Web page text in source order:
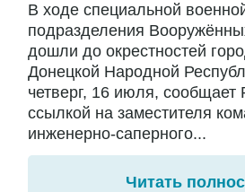
В ходе специальной
подразделения
дошли до окрестностей
Донецкой Народной
четверг, 16 июля,
ссылкой на заместителя
инженерно-саперного...
Читать